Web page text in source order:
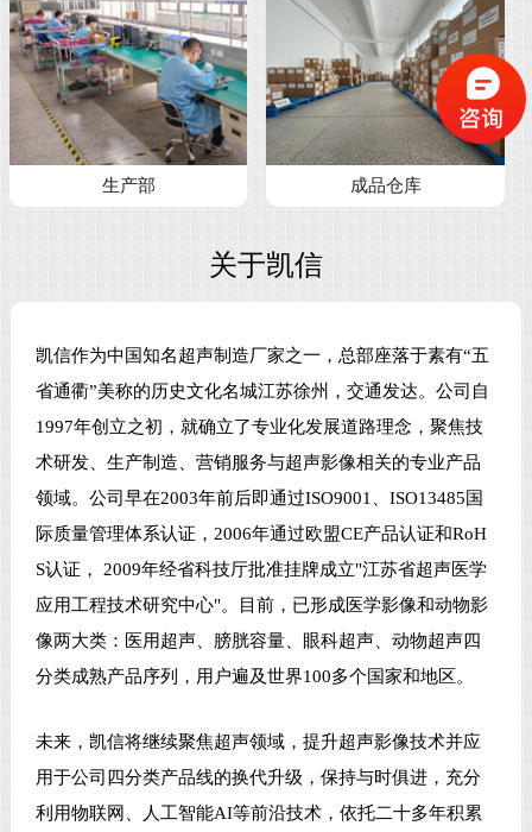
生产部 成品仓库
关于凯信
凯信作为中国知名超声制造厂家之一，总部座落于素有“五
省通衢”美称的历史文化名城江苏徐州，交通发达。公司自
1997年创立之初，就确立了专业化发展道路理念，聚焦技
术研发、生产制造、营销服务与超声影像相关的专业产品
领域。公司早在2003年前后即通过ISO9001、ISO13485国
际质量管理体系认证，2006年通过欧盟CE产品认证和RoH
S认证， 2009年经省科技厅批准挂牌成立"江苏省超声医学
应用工程技术研究中心"。目前，已形成医学影像和动物影
像两大类：医用超声、膀胱容量、眼科超声、动物超声四
分类成熟产品序列，用户遍及世界100多个国家和地区。
未来，凯信将继续聚焦超声领域，提升超声影像技术并应
用于公司四分类产品线的换代升级，保持与时俱进，充分
利用物联网、人工智能AI等前沿技术，依托二十多年积累